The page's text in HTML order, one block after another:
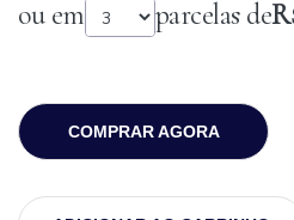
ou em
parcelas de
COMPRAR AGORA